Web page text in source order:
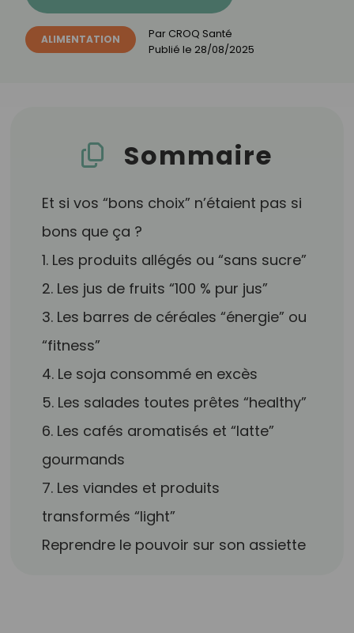
ALIMENTATION Par CROQ Santé
Publié le 28/08/2025
Sommaire
Et si vos “bons choix” n’étaient pas si
bons que ça ?
1. Les produits allégés ou “sans sucre”
2. Les jus de fruits “100 % pur jus”
3. Les barres de céréales “énergie” ou
“fitness”
4. Le soja consommé en excès
5. Les salades toutes prêtes “healthy”
6. Les cafés aromatisés et “latte”
gourmands
7. Les viandes et produits
transformés “light”
Reprendre le pouvoir sur son assiette